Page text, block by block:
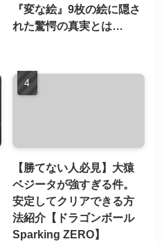
『変な絵』9枚の絵に隠さ
れた驚愕の真実とは…
【勝てない人必見】大猿
ベジータが強すぎる件。
安定してクリアできる方
法紹介【ドラゴンボール
Sparking ZERO】